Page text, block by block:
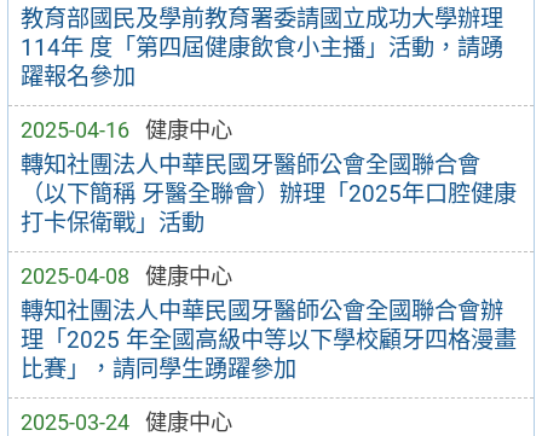
教育部國民及學前教育署委請國立成功大學辦理
114年 度「第四屆健康飲食小主播」活動，請踴
躍報名參加
2025-04-16 健康中心
轉知社團法人中華民國牙醫師公會全國聯合會
（以下簡稱 牙醫全聯會）辦理「2025年口腔健康
打卡保衛戰」活動
2025-04-08 健康中心
轉知社團法人中華民國牙醫師公會全國聯合會辦
理「2025 年全國高級中等以下學校顧牙四格漫畫
比賽」，請同學生踴躍參加
2025-03-24 健康中心